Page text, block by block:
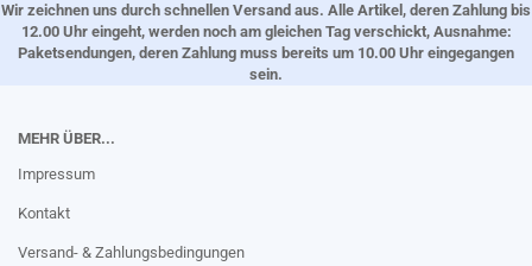
Wir zeichnen uns durch schnellen Versand aus. Alle Artikel, deren Zahlung bis
12.00 Uhr eingeht, werden noch am gleichen Tag verschickt, Ausnahme:
Paketsendungen, deren Zahlung muss bereits um 10.00 Uhr eingegangen
sein.
MEHR ÜBER...
Impressum
Kontakt
Versand- & Zahlungsbedingungen